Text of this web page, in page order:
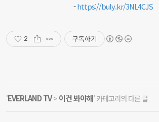
-https://buly.kr/3NL4CJS
2 구독하기
'EVERLAND TV> 이건 봐야해' 카테고리의 다른 글